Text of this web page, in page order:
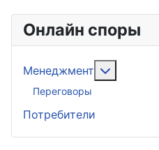
Онлайн споры
Менеджмент
Переговоры
Потребители